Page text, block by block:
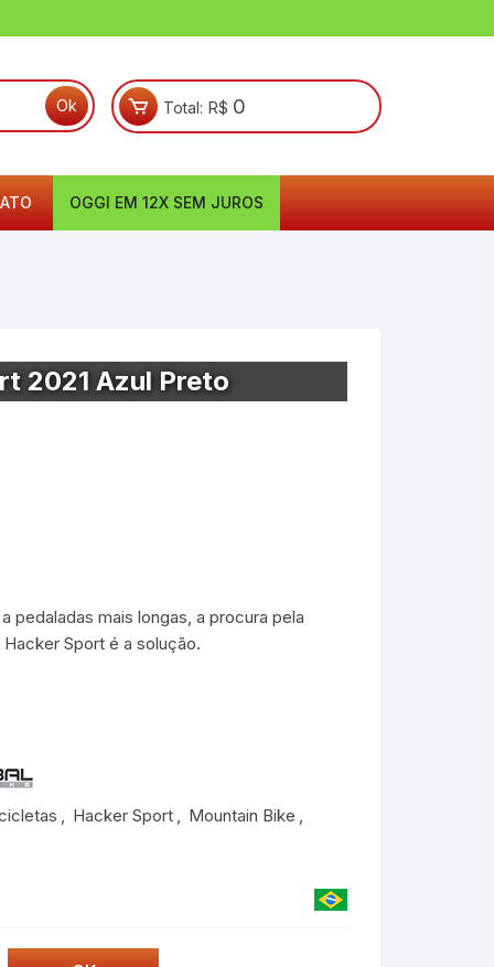
Total: R$ 0
OGGI EM 12X SEM JUROS
2021 Azul Preto
pedaladas mais longas, a procura pela
Sport é a solução.
, Hacker Sport , Mountain Bike ,